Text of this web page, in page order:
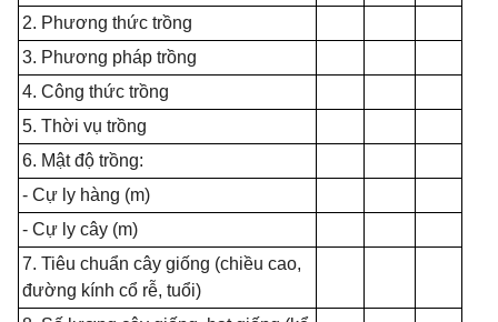
2. Phương thức trồng
3. Phương pháp trồng
4. Công thức trồng
5. Thời vụ trồng
6. Mật độ trồng:
- Cự ly hàng (m)
- Cự ly cây (m)
7. Tiêu chuẩn cây giống (chiều cao,
đường kính cổ rễ, tuổi)